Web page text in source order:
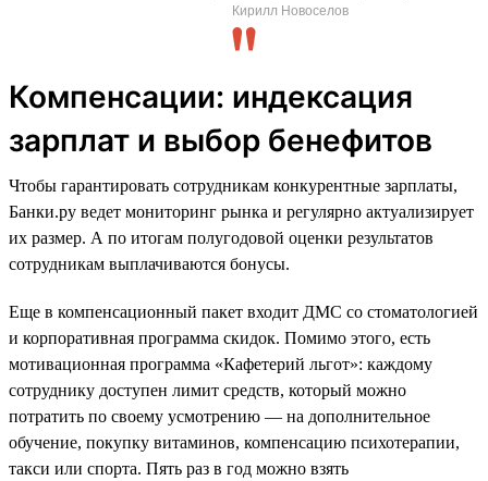
Кирилл Новоселов
Компенсации: индексация
зарплат и выбор бенефитов
Чтобы гарантировать сотрудникам конкурентные зарплаты,
Банки.ру ведет мониторинг рынка и регулярно актуализирует
их размер. А по итогам полугодовой оценки результатов
сотрудникам выплачиваются бонусы.
Еще в компенсационный пакет входит ДМС со стоматологией
и корпоративная программа скидок. Помимо этого, есть
мотивационная программа «Кафетерий льгот»: каждому
сотруднику доступен лимит средств, который можно
потратить по своему усмотрению — на дополнительное
обучение, покупку витаминов, компенсацию психотерапии,
такси или спорта. Пять раз в год можно взять